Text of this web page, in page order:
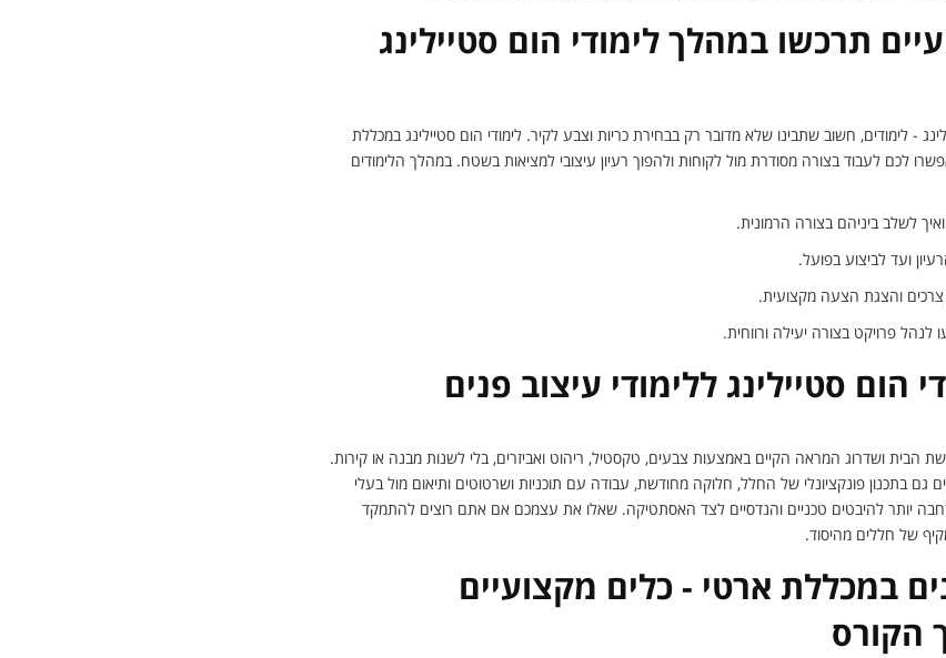
תרכשו במהלך לימודי הום סטיילינג
- לימודים, חשוב שתבינו שלא מדובר רק בבחירת כריות וצבע לקיר. לימודי הום סטיילינג במכללת
לכם לעבוד בצורה מסודרת מול לקוחות ולהפוך רעיון עיצובי למציאות בשטח. במהלך הלימודים
לשלב ביניהם בצורה הרמונית.
ועד לביצוע בפועל.
צרכים והצגת הצעה מקצועית.
לנהל פרויקט בצורה יעילה ורווחית.
הום סטיילינג ללימודי עיצוב פנים
הבית ושדרוג המראה הקיים באמצעות צבעים, טקסטיל, ריהוט ואביזרים, בלי לשנות מבנה או קירות.
גם בתכנון פונקציונלי של החלל, חלוקה מחודשת, עבודה עם תוכניות ושרטוטים ותיאום מול בעלי
יותר להיבטים טכניים והנדסיים לצד האסתטיקה. שאלו את עצמכם אם אתם רוצים להתמקד
של חללים מהיסוד.
במכללת ארטי - כלים מקצועיים
הקורס